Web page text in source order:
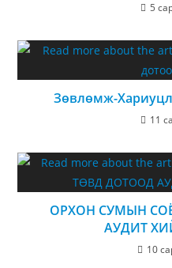
5
Зөвлөмж-
11
ОРХОН СУМЫН
АУДИТ
10